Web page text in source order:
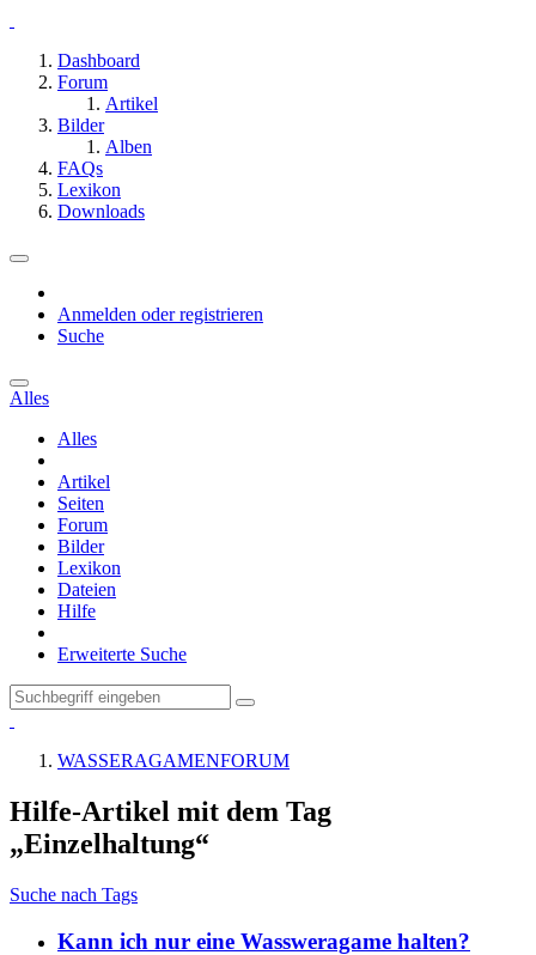
Dashboard
Forum
Artikel
Bilder
Alben
FAQs
Lexikon
Downloads
Anmelden oder registrieren
Suche
Alles
Alles
Artikel
Seiten
Forum
Bilder
Lexikon
Dateien
Hilfe
Erweiterte Suche
WASSERAGAMENFORUM
Hilfe-Artikel mit dem Tag
„Einzelhaltung“
Suche nach Tags
Kann ich nur eine Wassweragame halten?